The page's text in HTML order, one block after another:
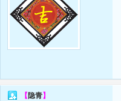
【 隐青】